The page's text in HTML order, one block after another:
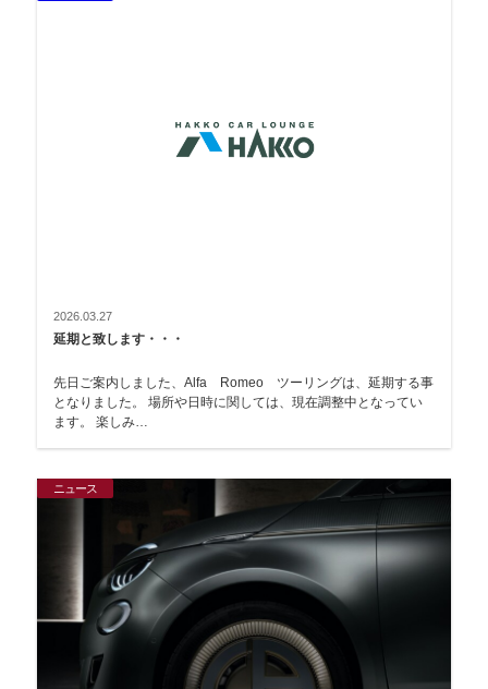
2026.03.27
延期と致します・・・
先日ご案内しました、Alfa Romeo ツーリングは、延期する事
となりました。 場所や日時に関しては、現在調整中となってい
ます。 楽しみ…
ニュース